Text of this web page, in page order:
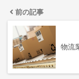
前の記事
物流